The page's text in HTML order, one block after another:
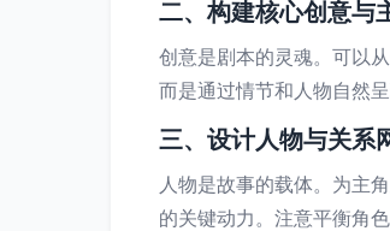
二、构建核心创意与
创意是剧本的灵魂。可以
而是通过情节和人物自然
三、设计人物与关系
人物是故事的载体。为主
的关键动力。注意平衡角